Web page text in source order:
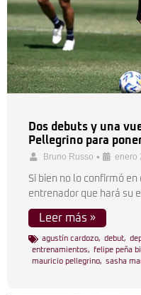
Dos debuts y una
Pellegrino para
Bruno Russo • enero
Si bien no lo confirmó
entrenador que hará su
Leer más »
agustín cardozo, debut,
entrenamientos, felipe peña
mauricio pellegrino, sasha